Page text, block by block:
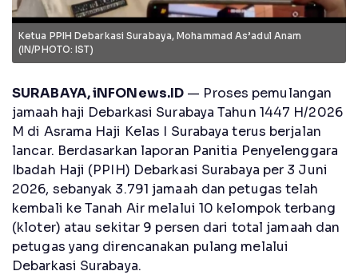
Ketua PPIH Debarkasi Surabaya, Mohammad As’adul Anam
(IN/PHOTO: IST)
SURABAYA, iNFONews.ID — Proses pemulangan
jamaah haji Debarkasi Surabaya Tahun 1447 H/2026
M di Asrama Haji Kelas I Surabaya terus berjalan
lancar. Berdasarkan laporan Panitia Penyelenggara
Ibadah Haji (PPIH) Debarkasi Surabaya per 3 Juni
2026, sebanyak 3.791 jamaah dan petugas telah
kembali ke Tanah Air melalui 10 kelompok terbang
(kloter) atau sekitar 9 persen dari total jamaah dan
petugas yang direncanakan pulang melalui
Debarkasi Surabaya.